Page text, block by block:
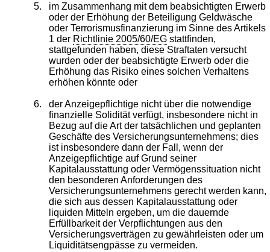
5.
im Zusammenhang mit dem beabsichtigten Erwerb
oder der Erhöhung der Beteiligung Geldwäsche
oder Terrorismusfinanzierung im Sinne des Artikels
1 der Richtlinie 2005/60/EG stattfinden,
stattgefunden haben, diese Straftaten versucht
wurden oder der beabsichtigte Erwerb oder die
Erhöhung das Risiko eines solchen Verhaltens
erhöhen könnte oder
6.
der Anzeigepflichtige nicht über die notwendige
finanzielle Solidität verfügt, insbesondere nicht in
Bezug auf die Art der tatsächlichen und geplanten
Geschäfte des Versicherungsunternehmens; dies
ist insbesondere dann der Fall, wenn der
Anzeigepflichtige auf Grund seiner
Kapitalausstattung oder Vermögenssituation nicht
den besonderen Anforderungen des
Versicherungsunternehmens gerecht werden kann,
die sich aus dessen Kapitalausstattung oder
liquiden Mitteln ergeben, um die dauernde
Erfüllbarkeit der Verpflichtungen aus den
Versicherungsverträgen zu gewährleisten oder um
Liquiditätsengpässe zu vermeiden.